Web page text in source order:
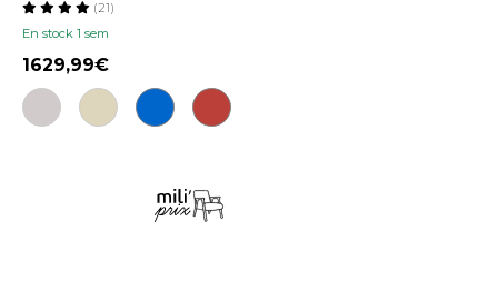
En stock 1 sem
(21)
1629,99